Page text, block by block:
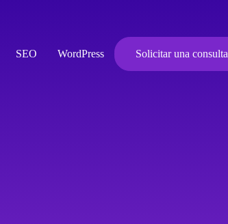
SEO WordPress Solicitar una consulta